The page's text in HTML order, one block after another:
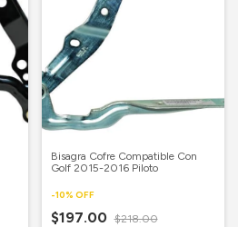
Bisagra Cofre Compatible Con
Golf 2015-2016 Piloto
-10% OFF
$197.00 $218.00